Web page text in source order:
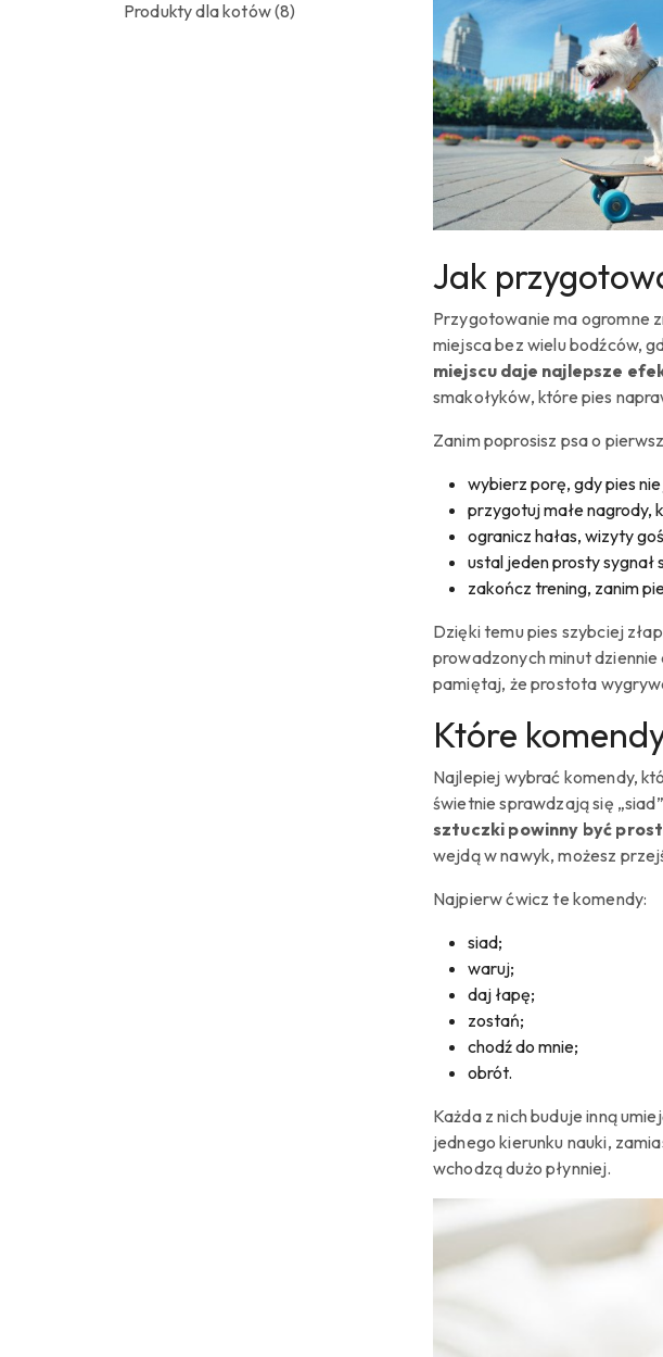
Produkty dla kotów(8)
Jak
Przygotowanie ma ogromne
miejsca bez wielu bodźców,
miejscu daje najlepsze
smakołyków, które pies
Zanim poprosisz psa o
wybierz porę, gdy pies
przygotuj małe nagrody,
ogranicz hałas, wizyty
ustal jeden prosty sygnał
zakończ trening, zanim
Dzięki temu pies szybciej
prowadzonych minut
pamiętaj, że prostota
Które
Najlepiej wybrać komendy,
świetnie sprawdzają się
sztuczki powinny być
wejdą w nawyk, możesz
Najpierw ćwicz te komendy:
siad;
waruj;
daj łapę;
zostań;
chodź do mnie;
obrót.
Każda z nich buduje inną
jednego kierunku nauki,
wchodzą dużo płynniej.